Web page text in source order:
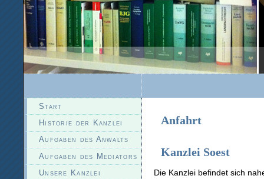
Start
Historie der Kanzlei
Aufgaben des Anwalts
Aufgaben des Mediators
Unsere Kanzlei
Anfahrt
Kanzlei Soest
Die Kanzlei befindet sich